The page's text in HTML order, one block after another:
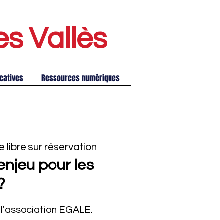
Vallès
Ressources numériques
libre sur réservation
pour les
EGALE.